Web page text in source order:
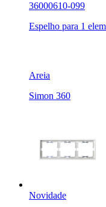
36000610-099
Espelho para 1
Areia
Simon 360
Novidade